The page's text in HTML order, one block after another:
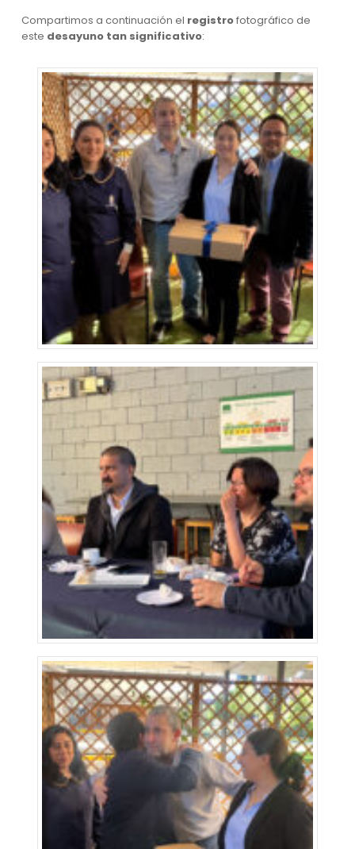
Compartimos a continuación el registrofotográfico de
este desayuno tan significativo: